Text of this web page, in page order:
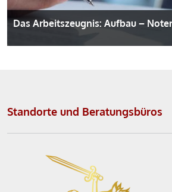
Das Arbeitszeugnis: Aufbau –
Standorte und Beratungsbüros